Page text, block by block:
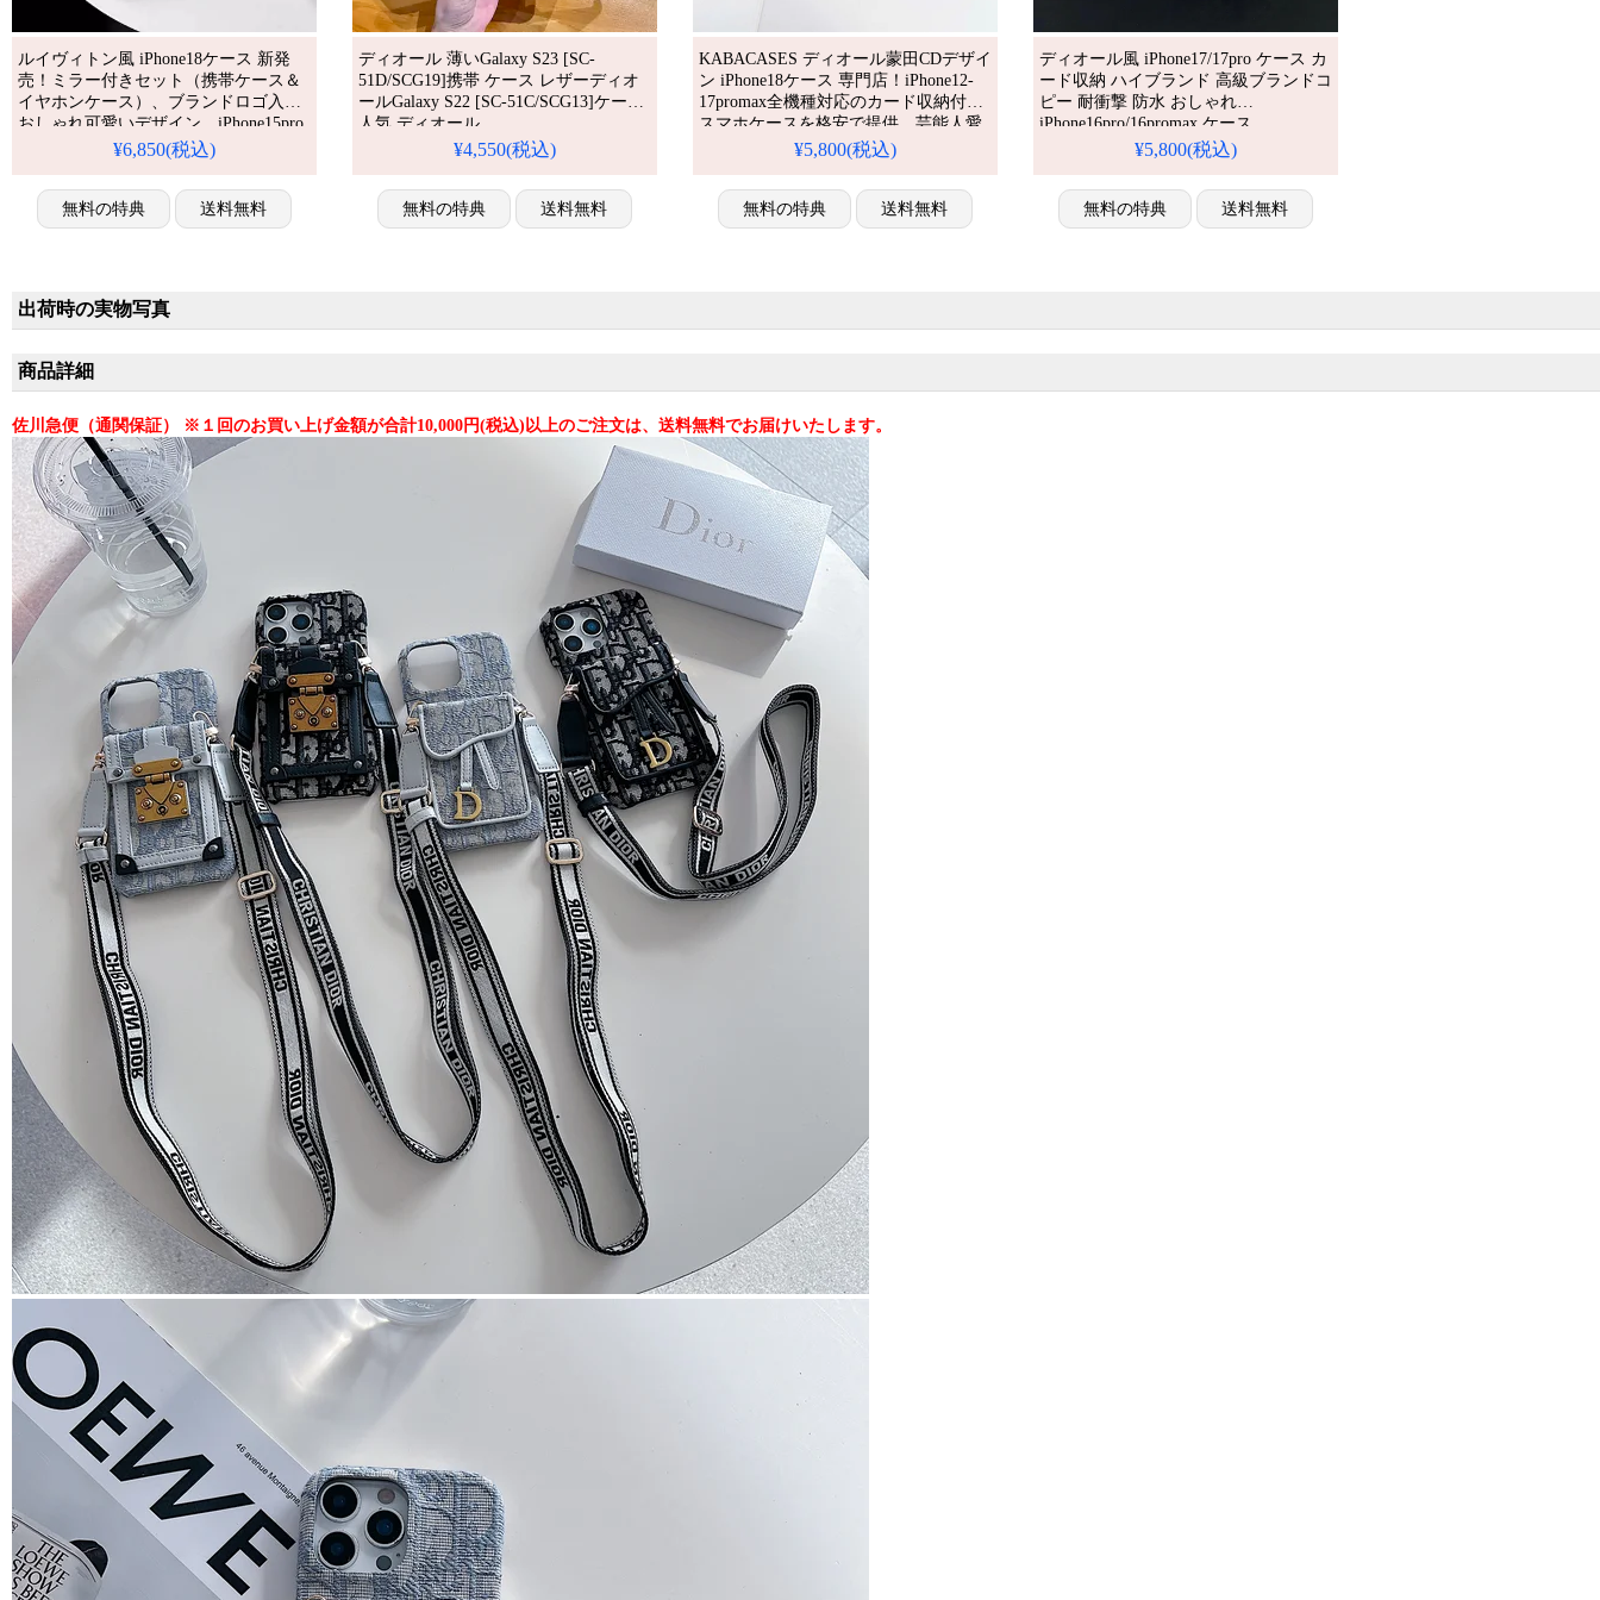
ルイヴィトン風 iPhone18ケース 新発
売！ミラー付きセット（携帯ケース＆
イヤホンケース）、ブランドロゴ入り
おしゃれ可愛いデザイン。iPhone15pro
max全機種対応。芸能人も愛用する人
仕様。かわいいミラースタイルが流行
り、格安で手に入り、
iPhone17pro/16promaxケースとしても使
¥6,850(税込)
無料の特典 送料無料
ディオール 薄いGalaxy S23 [SC-
51D/SCG19]携帯 ケース レザーディオ
ールGalaxy S22 [SC-51C/SCG13]ケース
人気 ディオール
iPhone16pro/15promax/14plus/13ケース
ロ/16promax/16プラス携帯 ケース 販売
¥4,550(税込)
無料の特典 送料無料
KABACASES ディオール蒙田CDデザイ
ン iPhone18ケース 専門店！iPhone12-
17promax全機種対応のカード収納付き
スマホケースを格安で提供。芸能人愛
用のスタイリッシュなお揃いケース。
仕様。かわいいCDデザインが流行り、
格安で手に入り、iPhone17pro/16promax
ケースとしても使える優れもの！（カ
¥5,800(税込)
無料の特典 送料無料
ディオール風 iPhone17/17pro ケース カ
ード収納 ハイブランド 高級ブランドコ
ピー 耐衝撃 防水 おしゃれ
iPhone16pro/16promax ケース
iPhone15/15pro ケース iPhone14/13 スマ
iPhone 17 プロ / プラス ケース
¥5,800(税込)
無料の特典 送料無料
出荷時の実物写真
商品詳細
佐川急便（通関保証） ※１回のお買い上げ金額が合計10,000円(税込)以上のご注文は、送料無料でお届けいたします。